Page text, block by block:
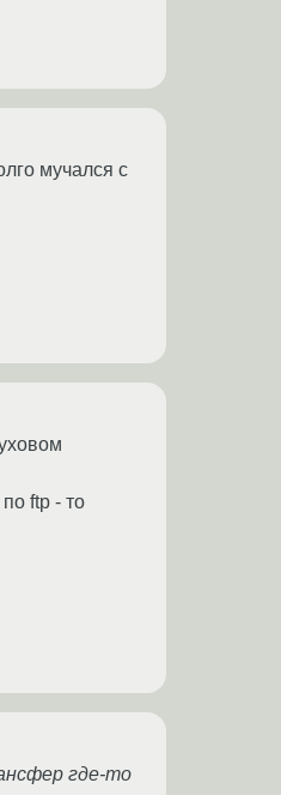
мучался с
ftp - то
где-то